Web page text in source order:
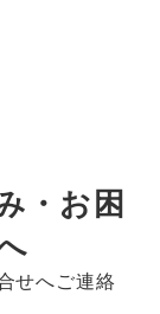
・お困
せへご連絡